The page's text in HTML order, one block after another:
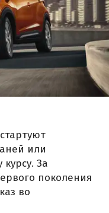
или
За
поколения
во